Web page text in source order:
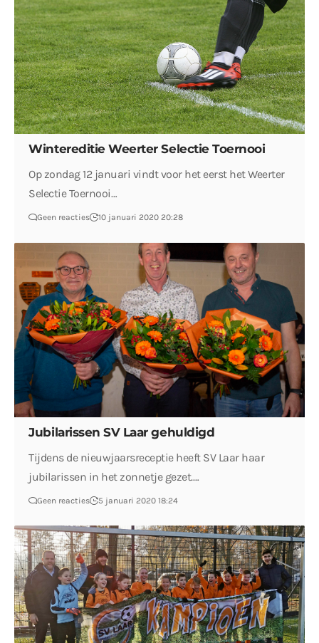
Wintereditie Weerter Selectie Toernooi
Op zondag 12 januari vindt voor het eerst het Weerter
Selectie Toernooi…
Geen reacties 10 januari 2020 20:28
Jubilarissen SV Laar gehuldigd
Tijdens de nieuwjaarsreceptie heeft SV Laar haar
jubilarissen in het zonnetje gezet.…
Geen reacties 5 januari 2020 18:24